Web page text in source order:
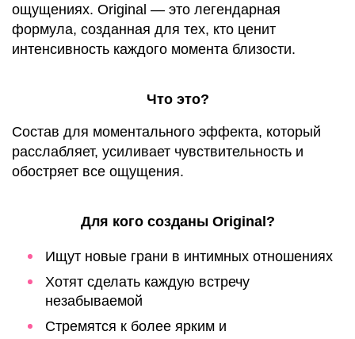
ощущениях. Original — это легендарная
формула, созданная для тех, кто ценит
интенсивность каждого момента близости.
Что это?
Состав для моментального эффекта, который
расслабляет, усиливает чувствительность и
обостряет все ощущения.
Для кого созданы Original?
Ищут новые грани в интимных отношениях
Хотят сделать каждую встречу
незабываемой
Стремятся к более ярким и